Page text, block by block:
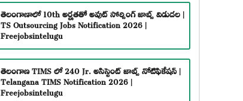
తెలంగాణాలో 10th అర్హతతో అవుట్ సోర్సింగ్ జాబ్స్ విడుదల |
TS Outsourcing Jobs Notification 2026 |
Freejobsintelugu
తెలంగాణ TIMS లో 240 Jr. అసిస్టెంట్ జాబ్స్ నోటిఫికేషన్ |
Telangana TIMS Notification 2026 |
Freejobsintelugu